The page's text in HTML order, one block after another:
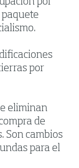
por
por
eliminan
de
Son cambios
para el